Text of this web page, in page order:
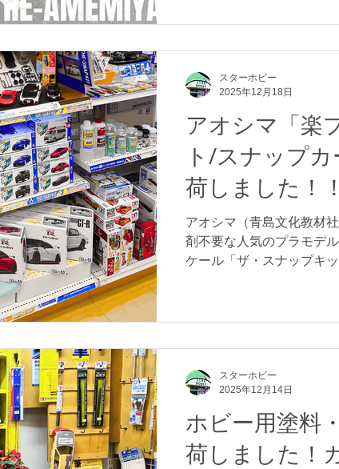
されているのが魅力的で
ロゴが入っているほか、
エンジンのデザインが入
ールケージがグリーンだ
れていたりと、写真だと
えると、かなり細かいで
グを得意としている部分
用カラー）とは異なるマ
エアロの「ストリー
アオシマ「楽
ト/スナップ
荷しました！！
アオシマ（青島文化教材
剤不要な人気のプラモデ
ケール「ザ・スナップキ
ーズです。 「接着剤が必
初心者にとっては高いハ
化されたことによって 、
る方」「お子様へのプレ
品」「じっくり製作する
スターホビー
2025年12月18日
ホビー用塗料
荷しました！
スターホビー
2025年12月14日